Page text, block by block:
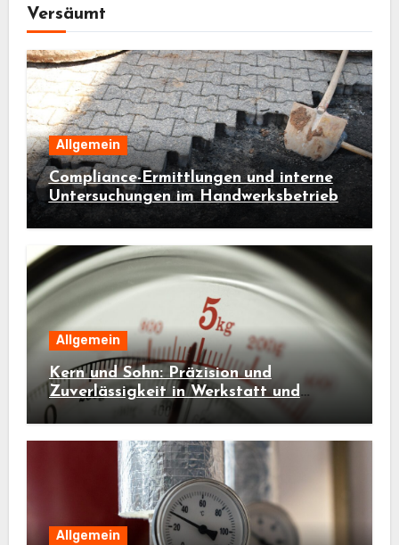
Versäumt
Allgemein
Compliance-Ermittlungen und interne
Untersuchungen im Handwerksbetrieb
Allgemein
Kern und Sohn: Präzision und
Zuverlässigkeit in Werkstatt und
Industrie
Allgemein